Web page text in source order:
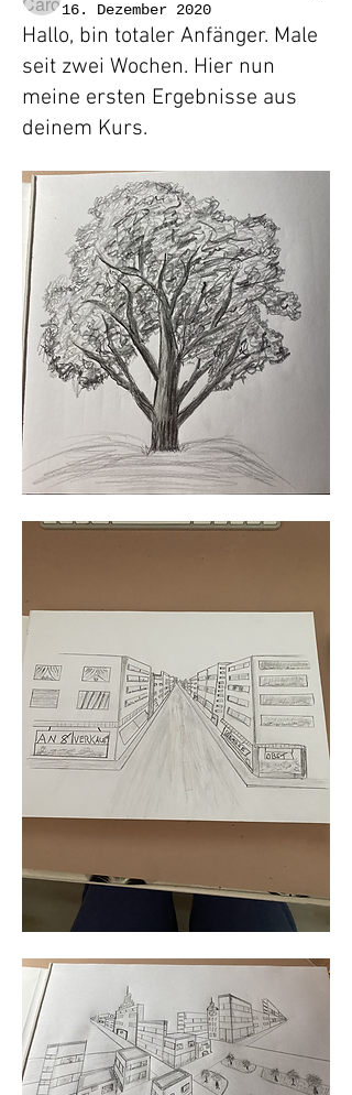
16. Dezember 2020
Hallo, bin totaler Anfänger. Male
seit zwei Wochen. Hier nun
meine ersten Ergebnisse aus
deinem Kurs.